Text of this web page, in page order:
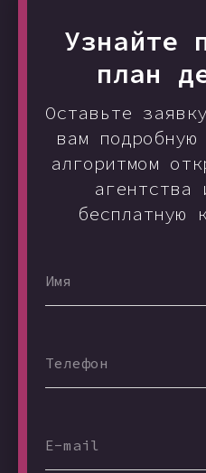
Узнайте
план
Оставьте
вам
алгоритмом
агентства
бесплатную